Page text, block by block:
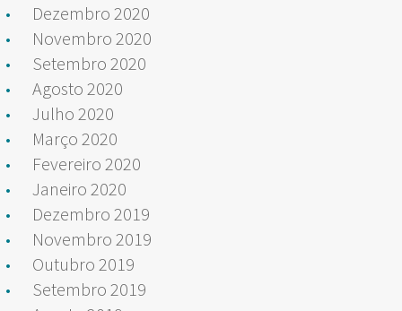
Dezembro 2020
Novembro 2020
Setembro 2020
Agosto 2020
Julho 2020
Março 2020
Fevereiro 2020
Janeiro 2020
Dezembro 2019
Novembro 2019
Outubro 2019
Setembro 2019